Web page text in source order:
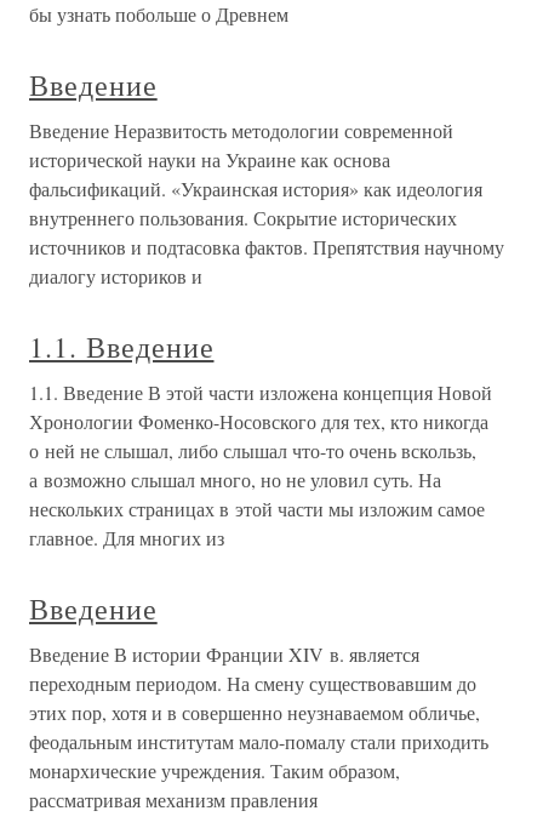
бы узнать побольше о Древнем
Введение
Введение Неразвитость методологии современной
исторической науки на Украине как основа
фальсификаций. «Украинская история» как идеология
внутреннего пользования. Сокрытие исторических
источников и подтасовка фактов. Препятствия научному
диалогу историков и
1.1. Введение
1.1. Введение В этой части изложена концепция Новой
Хронологии Фоменко-Носовского для тех, кто никогда
о ней не слышал, либо слышал что-то очень вскользь,
а возможно слышал много, но не уловил суть. На
нескольких страницах в этой части мы изложим самое
главное. Для многих из
Введение
Введение В истории Франции XIV в. является
переходным периодом. На смену существовавшим до
этих пор, хотя и в совершенно неузнаваемом обличье,
феодальным институтам мало-помалу стали приходить
монархические учреждения. Таким образом,
рассматривая механизм правления